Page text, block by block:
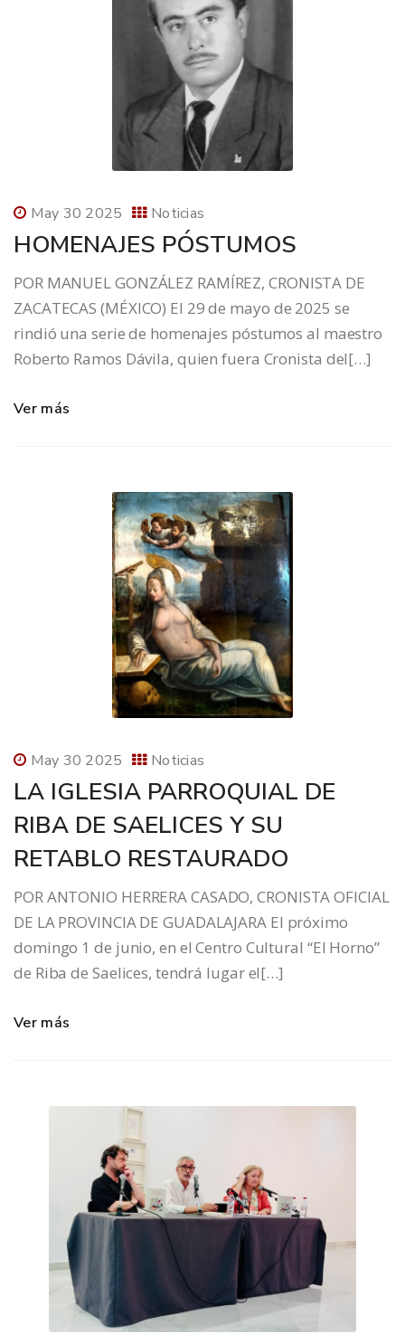
May 30 2025 Noticias
HOMENAJES PÓSTUMOS
POR MANUEL GONZÁLEZ RAMÍREZ, CRONISTA DE
ZACATECAS (MÉXICO) El 29 de mayo de 2025 se
rindió una serie de homenajes póstumos al maestro
Roberto Ramos Dávila, quien fuera Cronista del[…]
Ver más
May 30 2025 Noticias
LA IGLESIA PARROQUIAL DE
RIBA DE SAELICES Y SU
RETABLO RESTAURADO
POR ANTONIO HERRERA CASADO, CRONISTA OFICIAL
DE LA PROVINCIA DE GUADALAJARA El próximo
domingo 1 de junio, en el Centro Cultural “El Horno”
de Riba de Saelices, tendrá lugar el[…]
Ver más